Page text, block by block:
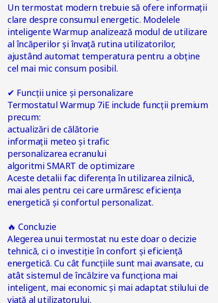
Un termostat modern trebuie să ofere informații
clare despre consumul energetic. Modelele
inteligente Warmup analizează modul de utilizare
al încăperilor și învață rutina utilizatorilor,
ajustând automat temperatura pentru a obține
cel mai mic consum posibil.
✔ Funcții unice și personalizare
Termostatul Warmup 7iE include funcții premium
precum:
actualizări de călătorie
informații meteo și trafic
personalizarea ecranului
algoritmi SMART de optimizare
Aceste detalii fac diferența în utilizarea zilnică,
mai ales pentru cei care urmăresc eficiența
energetică și confortul personalizat.
🔥 Concluzie
Alegerea unui termostat nu este doar o decizie
tehnică, ci o investiție în confort și eficiență
energetică. Cu cât funcțiile sunt mai avansate, cu
atât sistemul de încălzire va funcționa mai
inteligent, mai economic și mai adaptat stilului de
viață al utilizatorului.